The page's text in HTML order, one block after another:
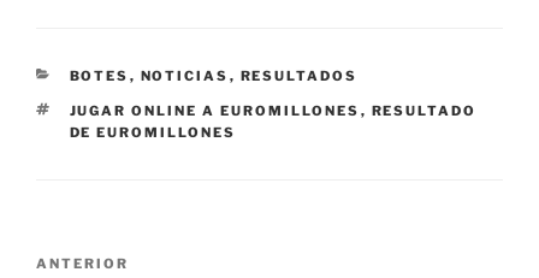
CATEGORÍAS
BOTES , NOTICIAS , RESULTADOS
ETIQUETAS
JUGAR ONLINE A EUROMILLONES , RESULTADO
DE EUROMILLONES
Entrada
ANTERIOR